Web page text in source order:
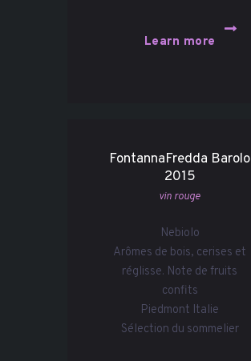
Learn more
FontannaFredda Barolo
2015
vin rouge
Nebiolo
Arômes de bois, cerises et
réglisse. Note de fruits
confits
Piedmont Italie
Sélection du sommelier